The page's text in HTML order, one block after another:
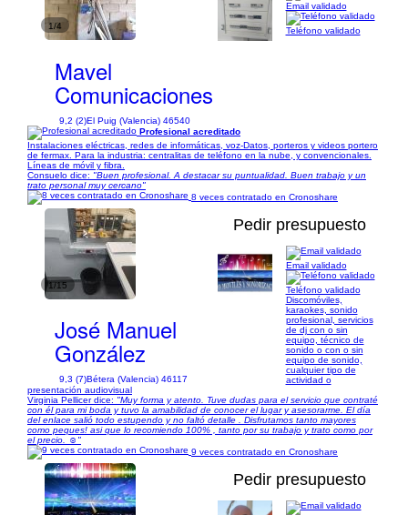
1/4
Mavel
Comunicaciones
9,2 (2)El Puig (Valencia) 46540
Email validado
Teléfono validado
Profesional acreditado
Instalaciones eléctricas, redes de informáticas, voz-Datos, porteros y videos portero
de fermax. Para la industria: centralitas de teléfono en la nube, y convencionales.
Líneas de móvil y fibra.
Consuelo dice: "Buen profesional. A destacar su puntualidad. Buen trabajo y un
trato personal muy cercano"
8 veces contratado en Cronoshare
1/15
Pedir presupuesto
José Manuel
González
9,3 (7)Bétera (Valencia) 46117
Email validado
Teléfono validado
Discomóviles,
karaokes, sonido
profesional, servicios
de dj con o sin
equipo, técnico de
sonido o con o sin
equipo de sonido,
cualquier tipo de
actividad o
presentación audiovisual
Virginia Pellicer dice: "Muy forma y atento. Tuve dudas para el servicio que contraté
con él para mi boda y tuvo la amabilidad de conocer el lugar y asesorarme. El día
del enlace salió todo estupendo y no faltó detalle . Disfrutamos tanto mayores
como peques! asi que lo recomiendo 100% , tanto por su trabajo y trato como por
el precio. ☺️"
9 veces contratado en Cronoshare
Pedir presupuesto